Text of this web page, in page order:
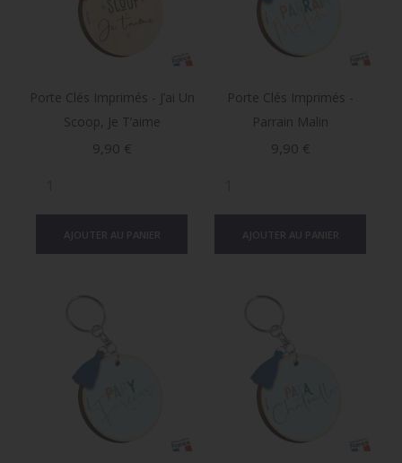
Porte Clés Imprimés - J’ai Un
Scoop, Je T’aime
Prix
9,90 €
Porte Clés Imprimés -
Parrain Malin
Prix
9,90 €